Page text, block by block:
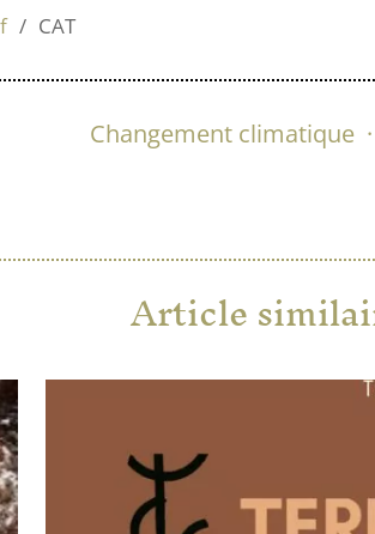
CAT
Changement climatique ·
Article